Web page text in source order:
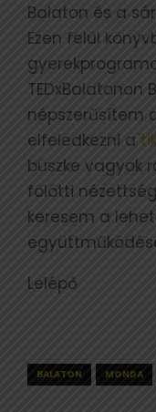
Balaton és a
Ezen felül
TEDxBalatonon
népszerűsítem
elfeledkezni a
büszke vagyok
fölötti
keresem a
Lelépő
BALATON MONDA